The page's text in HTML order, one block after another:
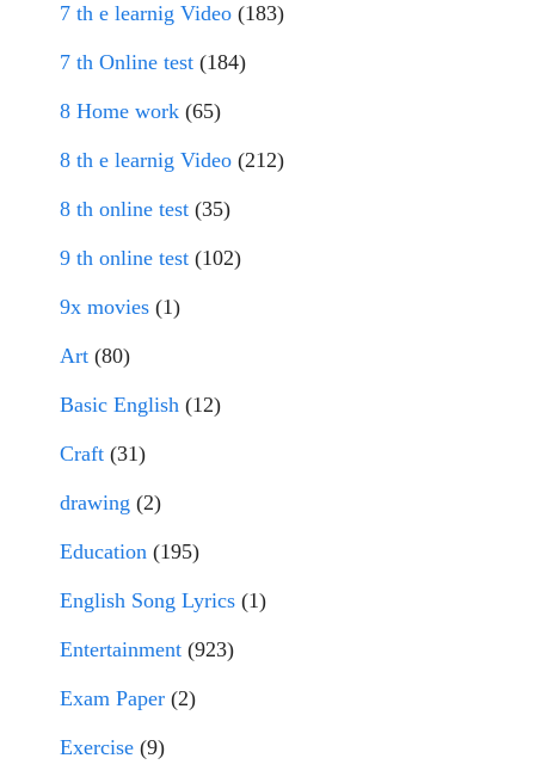
7 th e learnig Video (183)
7 th Online test (184)
8 Home work (65)
8 th e learnig Video (212)
8 th online test (35)
9 th online test (102)
9x movies (1)
Art (80)
Basic English (12)
Craft (31)
drawing (2)
Education (195)
English Song Lyrics (1)
Entertainment (923)
Exam Paper (2)
Exercise (9)